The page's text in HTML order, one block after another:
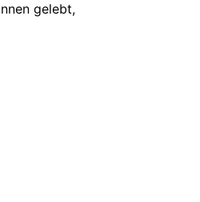
gelebt,